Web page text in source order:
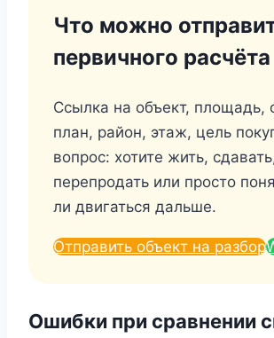
Что можно
первичного расчёта
Ссылка на объект, площадь,
план, район, этаж, цель
вопрос: хотите жить,
перепродать или просто
ли двигаться дальше.
Отправить объект на разбор
Ошибки при сравнении